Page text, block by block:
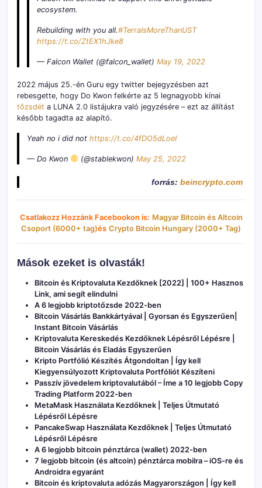
ecosystem.
Rebuilding with you all.#TerraIsMoreThanUST
https://t.co/ZtEX1hJke8
— Falcon Wallet (@falcon_wallet) May 19, 2022
2022 május 25.-én Guru egy twitter bejegyzésben azt
rebesgette, hogy Do Kwon felkérte az 5 legnagyobb kínai
tőzsdét a LUNA 2.0 listájukra való jegyzésére – ezt az állítást
később tagadta az alapító.
Yeah no i did not https://t.co/4fDO5dLoeI
— Do Kwon (@stablekwon)May 25, 2022
forrás: beincrypto.com
Csatlakozz Hozzánk Facebookon is: Magyar Bitcoin és Altcoin
Csoport (6000+ tag)és Crypto Bitcoin Hungary (2000+ Tag)
Mások ezeket is olvasták!
Bitcoin és Kriptovaluta Kezdőknek [2022] | 100+ Hasznos
Link, ami segít elindulni
A 6 legjobb kriptotőzsde 2022-ben
Bitcoin Vásárlás Bankkártyával | Gyorsan és Egyszerűen|
Instant Bitcoin Vásárlás
Kriptovaluta Kereskedés Kezdőknek Lépésről Lépésre |
Bitcoin Vásárlás és Eladás Egyszerűen
Kripto Portfólió Készítés Átgondoltan | Így kell
Kiegyensúlyozott Kriptovaluta Portfóliót Készíteni
Passzív jövedelem kriptovalutából – Íme a 10 legjobb Copy
Trading Platform 2022-ben
MetaMask Használata Kezdőknek | Teljes Útmutató
Lépésről Lépésre
PancakeSwap Használata Kezdőknek | Teljes Útmutató
Lépésről Lépésre
A 6 legjobb bitcoin pénztárca (wallet) 2022-ben
7 legjobb bitcoin (és altcoin) pénztárca mobilra – iOS-re és
Androidra egyaránt
Bitcoin és kriptovaluta adózás Magyarországon | Így kell